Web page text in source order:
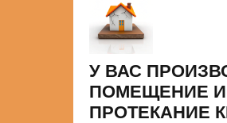
У ВАС
ПОМЕЩЕНИЕ И
ПРОТЕКАНИЕ